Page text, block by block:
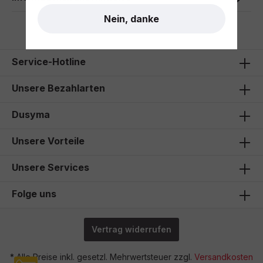
Service-Hotline
Unsere Bezahlarten
Dusyma
Unsere Vorteile
Unsere Services
Folge uns
Vertrag widerrufen
* Alle Preise inkl. gesetzl. Mehrwertsteuer zzgl. Versandkosten
Nein, danke